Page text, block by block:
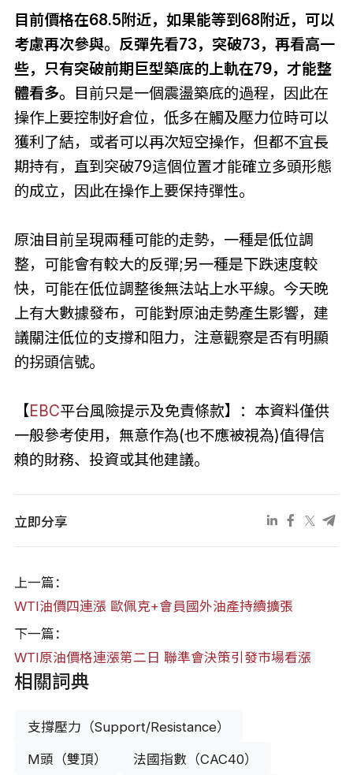
目前價格在68.5附近，如果能等到68附近，可以
考慮再次參與。反彈先看73，突破73，再看高一
些，只有突破前期巨型築底的上軌在79，才能整
體看多。
目前只是一個震盪築底的過程，因此在
操作上要控制好倉位，低多在觸及壓力位時可以
獲利了結，或者可以再次短空操作，但都不宜長
期持有，直到突破79這個位置才能確立多頭形態
的成立，因此在操作上要保持彈性。
原油目前呈現兩種可能的走勢，一種是低位調
整，可能會有較大的反彈;另一種是下跌速度較
快，可能在低位調整後無法站上水平線。今天晚
上有大數據發布，可能對原油走勢產生影響，建
議關注低位的支撐和阻力，注意觀察是否有明顯
的拐頭信號。
【EBC平台風險提示及免責條款】：本資料僅供
一般參考使用，無意作為(也不應被視為)值得信
賴的財務、投資或其他建議。
立即分享
上一篇：
WTI油價四連漲 歐佩克+會員國外油產持續擴張
下一篇：
WTI原油價格連漲第二日 聯準會決策引發市場看漲
相關詞典
支撐壓力（Support/Resistance）
M頭（雙頂） 法國指數（CAC40）